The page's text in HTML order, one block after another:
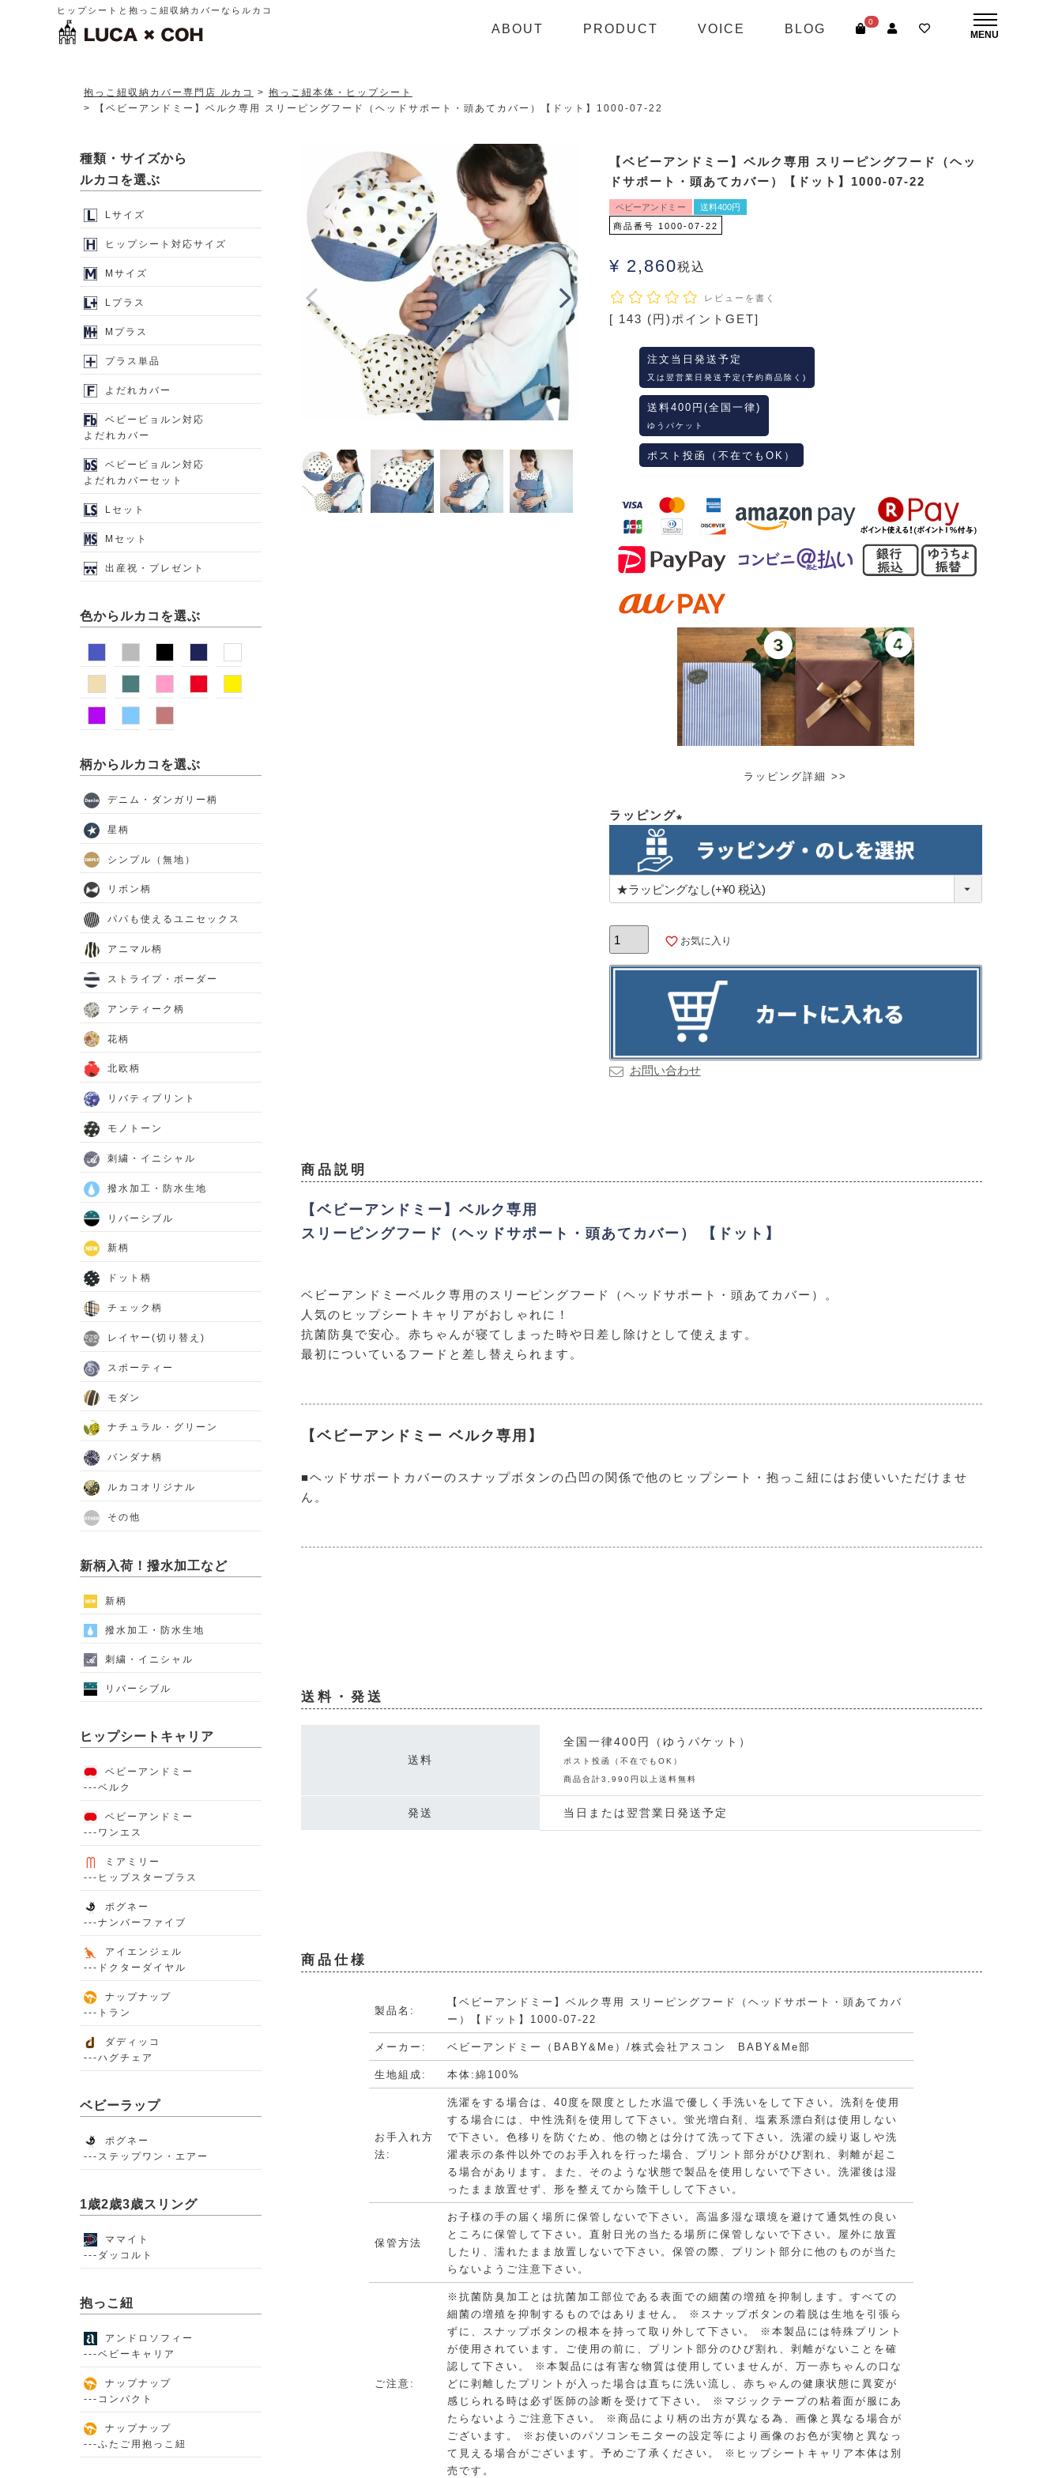
ヒップシートと抱っこ紐収納カバーならルカコ
ABOUT PRODUCT VOICE BLOG
0
抱っこ紐収納カバー専門店 ルカコ
抱っこ紐本体・ヒップシート
【ベビーアンドミー】ベルク専用 スリーピングフード（ヘッドサポート・頭あてカバー）【ドット】1000-07-22
【ベビーアンドミー】ベルク専用 スリーピングフード（ヘッ
ドサポート・頭あてカバー）【ドット】1000-07-22
ベビーアンドミー
送料400円
商品番号
1000-07-22
¥ 2,860税込
レビューを書く
[ 143 (円)ポイントGET]
注文当日発送予定
又は翌営業日発送予定(予約商品除く)
送料400円(全国一律)
ゆうパケット
ポスト投函（不在でもOK）
ラッピング詳細 >>
ラッピング
お気に入り
お問い合わせ
商品説明
【ベビーアンドミー】ベルク専用
スリーピングフード（ヘッドサポート・頭あてカバー） 【ドット】
ベビーアンドミーベルク専用のスリーピングフード（ヘッドサポート・頭あてカバー）。
人気のヒップシートキャリアがおしゃれに！
抗菌防臭で安心。赤ちゃんが寝てしまった時や日差し除けとして使えます。
最初についているフードと差し替えられます。
【ベビーアンドミー ベルク専用】
■ヘッドサポートカバーのスナップボタンの凸凹の関係で他のヒップシート・抱っこ紐にはお使いいただけませ
ん。
送料・発送
送料
全国一律400円（ゆうパケット）
ポスト投函（不在でもOK）
商品合計3,990円以上送料無料
発送 当日または翌営業日発送予定
商品仕様
製品名:
【ベビーアンドミー】ベルク専用 スリーピングフード（ヘッドサポート・頭あてカバ
ー）【ドット】1000-07-22
メーカー: ベビーアンドミー（BABY&Me）/株式会社アスコン BABY&Me部
生地組成: 本体:綿100%
お手入れ方
法:
洗濯をする場合は、40度を限度とした水温で優しく手洗いをして下さい。洗剤を使用
する場合には、中性洗剤を使用して下さい。蛍光増白剤、塩素系漂白剤は使用しない
で下さい。色移りを防ぐため、他の物とは分けて洗って下さい。洗濯の繰り返しや洗
濯表示の条件以外でのお手入れを行った場合、プリント部分がひび割れ、剥離が起こ
る場合があります。また、そのような状態で製品を使用しないで下さい。洗濯後は湿
ったまま放置せず、形を整えてから陰干しして下さい。
保管方法
お子様の手の届く場所に保管しないで下さい。高温多湿な環境を避けて通気性の良い
ところに保管して下さい。直射日光の当たる場所に保管しないで下さい。屋外に放置
したり、濡れたまま放置しないで下さい。保管の際、プリント部分に他のものが当た
らないようご注意下さい。
ご注意:
※抗菌防臭加工とは抗菌加工部位である表面での細菌の増殖を抑制します。すべての
細菌の増殖を抑制するものではありません。 ※スナップボタンの着脱は生地を引張ら
ずに、スナップボタンの根本を持って取り外して下さい。 ※本製品には特殊プリント
が使用されています。ご使用の前に、プリント部分のひび割れ、剥離がないことを確
認して下さい。 ※本製品には有害な物質は使用していませんが、万一赤ちゃんの口な
どに剥離したプリントが入った場合は直ちに洗い流し、赤ちゃんの健康状態に異変が
感じられる時は必ず医師の診断を受けて下さい。 ※マジックテープの粘着面が服にあ
たらないようご注意下さい。 ※商品により柄の出方が異なる為、画像と異なる場合が
ございます。 ※お使いのパソコンモニターの設定等により画像のお色が実物と異なっ
て見える場合がございます。予めご了承ください。 ※ヒップシートキャリア本体は別
売です。
種類・サイズから
ルカコを選ぶ
Lサイズ
ヒップシート対応サイズ
Mサイズ
Lプラス
Mプラス
プラス単品
よだれカバー
ベビービョルン対応
よだれカバー
ベビービョルン対応
よだれカバーセット
Lセット
Mセット
出産祝・プレゼント
色からルカコを選ぶ
柄からルカコを選ぶ
デニム・ダンガリー柄
星柄
シンプル（無地）
リボン柄
パパも使えるユニセックス
アニマル柄
ストライプ・ボーダー
アンティーク柄
花柄
北欧柄
リバティプリント
モノトーン
刺繍・イニシャル
撥水加工・防水生地
リバーシブル
新柄
ドット柄
チェック柄
レイヤー(切り替え)
スポーティー
モダン
ナチュラル・グリーン
バンダナ柄
ルカコオリジナル
その他
新柄入荷！撥水加工など
新柄
撥水加工・防水生地
刺繍・イニシャル
リバーシブル
ヒップシートキャリア
ベビーアンドミー
---ベルク
ベビーアンドミー
---ワンエス
ミアミリー
---ヒップスタープラス
ポグネー
---ナンバーファイブ
アイエンジェル
---ドクターダイヤル
ナップナップ
---トラン
ダディッコ
---ハグチェア
ベビーラップ
ポグネー
---ステップワン・エアー
1歳2歳3歳スリング
ママイト
---ダッコルト
抱っこ紐
アンドロソフィー
---ベビーキャリア
ナップナップ
---コンパクト
ナップナップ
---ふたご用抱っこ紐